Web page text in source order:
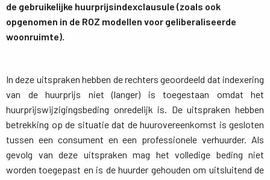
de gebruikelijke huurprijsindexclausule (zoals ook
opgenomen in de ROZ modellen voor geliberaliseerde
woonruimte).
In deze uitspraken hebben de rechters geoordeeld dat indexering
van de huurprijs niet (langer) is toegestaan omdat het
huurprijswijzigingsbeding onredelijk is. De uitspraken hebben
betrekking op de situatie dat de huurovereenkomst is gesloten
tussen een consument en een professionele verhuurder. Als
gevolg van deze uitspraken mag het volledige beding niet
worden toegepast en is de huurder gehouden om uitsluitend de